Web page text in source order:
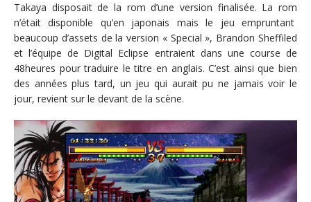
Takaya disposait de la rom d’une version finalisée. La rom
n’était disponible qu’en japonais mais le jeu empruntant
beaucoup d’assets de la version « Special », Brandon Sheffiled
et l’équipe de Digital Eclipse entraient dans une course de
48heures pour traduire le titre en anglais. C’est ainsi que bien
des années plus tard, un jeu qui aurait pu ne jamais voir le
jour, revient sur le devant de la scène.